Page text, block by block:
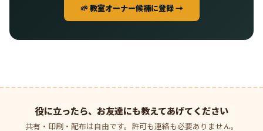
🌱 教室オーナー候補に登録 →
役に立ったら、お友達にも教えてあげてください
共有・印刷・配布は自由です。許可も連絡も必要ありません。